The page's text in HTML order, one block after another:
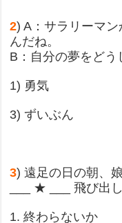
2) A：サラリーマ
んだね。
B：自分の夢をどう
1) 勇気
3) ずいぶ
3) 遠足の日の朝、
___ ★ ___ 飛び出
1. 終わらな